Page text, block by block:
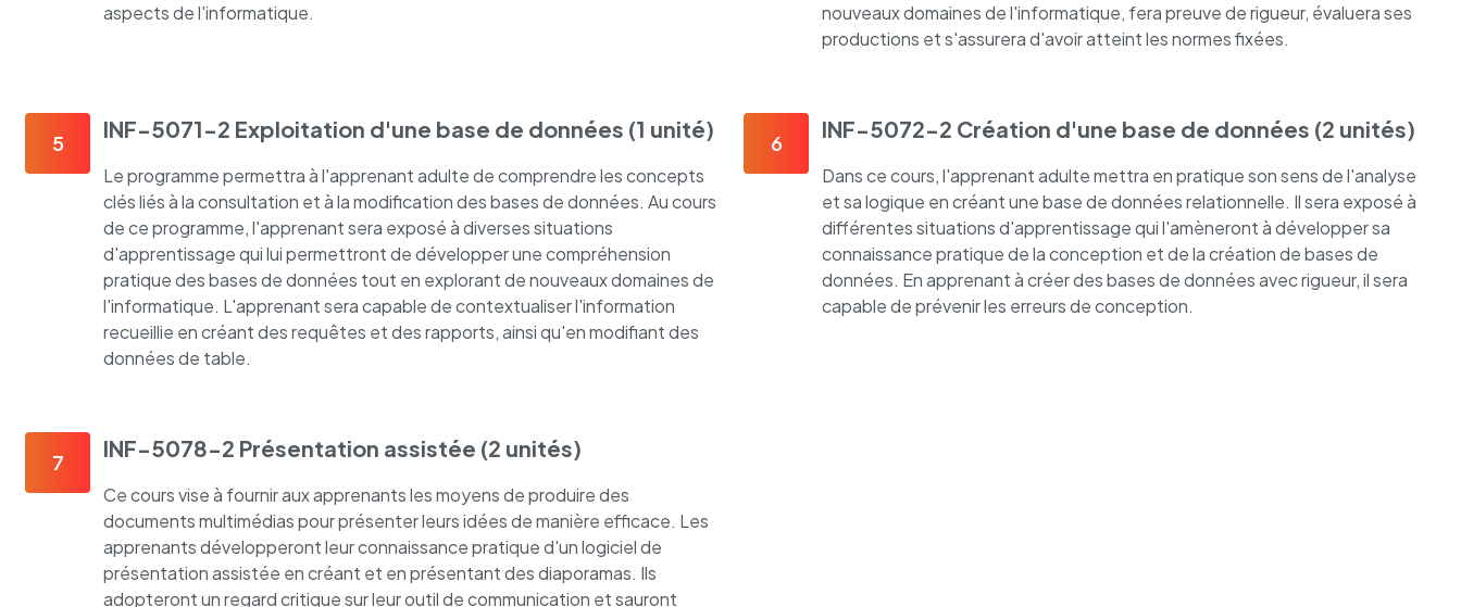
aspects de l'informatique.
nouveaux domaines de l'informatique, fera preuve de rigueur, évaluera ses
productions et s'assurera d'avoir atteint les normes fixées.
5
INF-5071-2 Exploitation d'une base de données (1 unité)
Le programme permettra à l'apprenant adulte de comprendre les concepts
clés liés à la consultation et à la modification des bases de données. Au cours
de ce programme, l'apprenant sera exposé à diverses situations
d'apprentissage qui lui permettront de développer une compréhension
pratique des bases de données tout en explorant de nouveaux domaines de
l'informatique. L'apprenant sera capable de contextualiser l'information
recueillie en créant des requêtes et des rapports, ainsi qu'en modifiant des
données de table.
6
INF-5072-2 Création d'une base de données (2 unités)
Dans ce cours, l'apprenant adulte mettra en pratique son sens de l'analyse
et sa logique en créant une base de données relationnelle. Il sera exposé à
différentes situations d'apprentissage qui l'amèneront à développer sa
connaissance pratique de la conception et de la création de bases de
données. En apprenant à créer des bases de données avec rigueur, il sera
capable de prévenir les erreurs de conception.
7
INF-5078-2 Présentation assistée (2 unités)
Ce cours vise à fournir aux apprenants les moyens de produire des
documents multimédias pour présenter leurs idées de manière efficace. Les
apprenants développeront leur connaissance pratique d'un logiciel de
présentation assistée en créant et en présentant des diaporamas. Ils
adopteront un regard critique sur leur outil de communication et sauront